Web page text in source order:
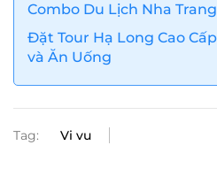
Combo Du Lịch Nha
Đặt Tour Hạ Long Cao
và Ăn Uống
Tag: Vi vu